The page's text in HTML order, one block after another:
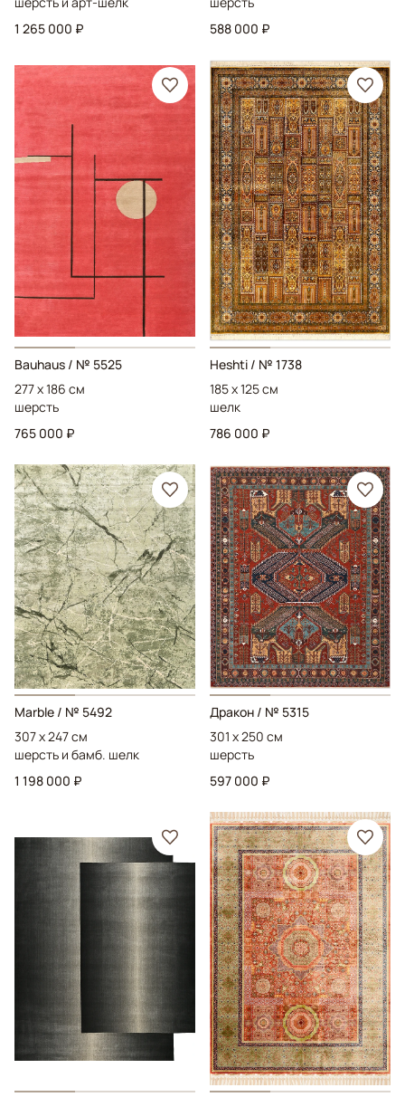
1 265 000 ₽
588 000 ₽
Bauhaus / № 5525
277 x 186 см
шерсть
765 000 ₽
Heshti / № 1738
185 x 125 см
шелк
786 000 ₽
Marble / № 5492
307 x 247 см
шерсть и бамб. шелк
1 198 000 ₽
Дракон / № 5315
301 x 250 см
шерсть
597 000 ₽